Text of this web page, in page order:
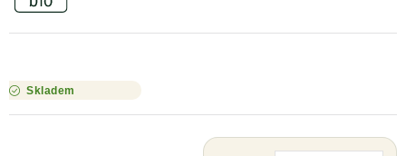
Skladem